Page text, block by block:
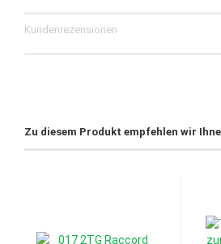
Kundenrezensionen
Zu diesem Produkt empfehlen wir